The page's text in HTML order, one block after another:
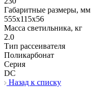
Габаритные размеры, мм
555х115x56
Масса светильника, кг
2.0
Тип рассеивателя
Поликарбонат
Серия
DC
Назад к списку